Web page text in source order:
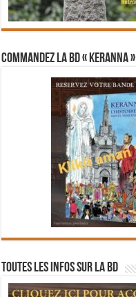
Commandez la BD « Keranna »
Toutes les infos sur la BD